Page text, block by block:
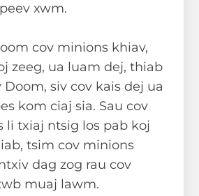
xwm.
cov minions khiav,
zeeg, ua luam dej, thiab
Doom, siv cov kais dej ua
kom ciaj sia. Sau cov
li txiaj ntsig los pab koj
tsim cov minions
dag zog rau cov
muaj lawm.